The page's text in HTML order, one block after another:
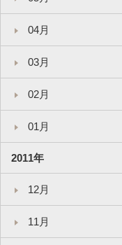
04月
03月
02月
01月
2011年
12月
11月